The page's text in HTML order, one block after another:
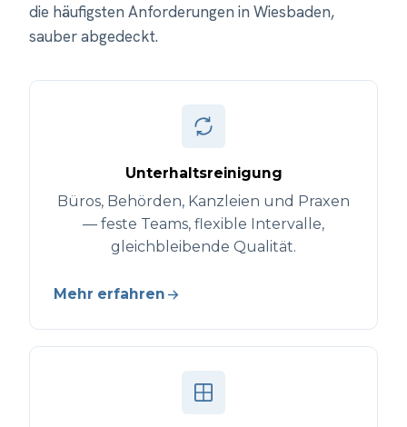
die häufigsten Anforderungen in Wiesbaden,
sauber abgedeckt.
Unterhaltsreinigung
Büros, Behörden, Kanzleien und Praxen
— feste Teams, flexible Intervalle,
gleichbleibende Qualität.
Mehr erfahren